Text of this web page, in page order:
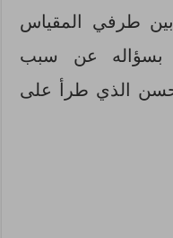
بين طرفي المقياس
بسؤاله عن سبب
الذي طرأ على